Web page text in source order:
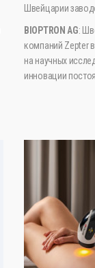
Швейцарии
BIOPTRON AG:
компаний Zepter
на научных
инновации